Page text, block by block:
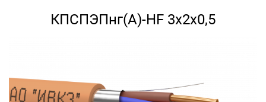
КПСПЭПнг(А)-HF 3х2х0,5